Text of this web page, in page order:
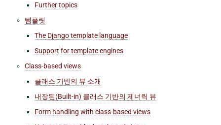
Further topics
템플릿
The Django template language
Support for template engines
Class-based views
클래스 기반의 뷰 소개
내장된(Built-in) 클래스 기반의 제너릭 뷰
Form handling with class-based views